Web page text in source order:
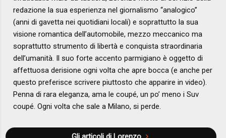
redazione la sua esperienza nel giornalismo “analogico”
(anni di gavetta nei quotidiani locali) e soprattutto la sua
visione romantica dell’automobile, mezzo meccanico ma
soprattutto strumento di libertà e conquista straordinaria
dell’umanità. Il suo forte accento parmigiano è oggetto di
affettuosa derisione ogni volta che apre bocca (e anche per
questo preferisce scrivere piuttosto che apparire in video).
Penna di rara eleganza, ama le coupé, un po’ meno i Suv
coupé. Ogni volta che sale a Milano, si perde.